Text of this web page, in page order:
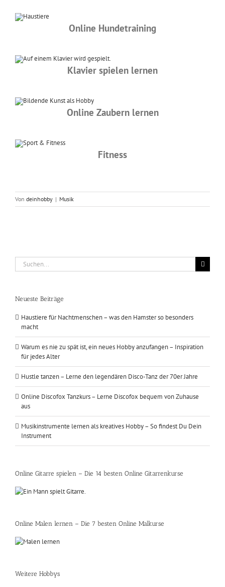
Online Hundetraining
Klavier spielen lernen
Online Zaubern lernen
Fitness
Von deinhobby | Musik
Suche
nach:
Neueste Beiträge
Haustiere für Nachtmenschen – was den Hamster so besonders
macht
Warum es nie zu spät ist, ein neues Hobby anzufangen – Inspiration
für jedes Alter
Hustle tanzen – Lerne den legendären Disco-Tanz der 70er Jahre
Online Discofox Tanzkurs – Lerne Discofox bequem von Zuhause
aus
Musikinstrumente lernen als kreatives Hobby – So findest Du Dein
Instrument
Online Gitarre spielen – Die 14 besten Online Gitarrenkurse
Online Malen lernen – Die 7 besten Online Malkurse
Weitere Hobbys